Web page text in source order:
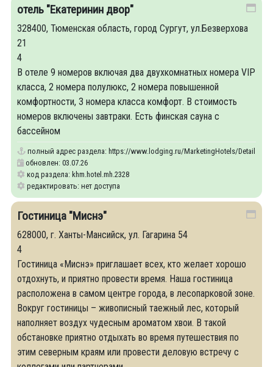
отель "Екатеринин двор"
328400, Тюменская область, город Сургут, ул.Безверхова
21
4
В отеле 9 номеров включая два двухкомнатных номера VIP
класса, 2 номера полулюкс, 2 номера повышенной
комфортности, 3 номера класса комфорт. В стоимость
номеров включены завтраки. Есть финская сауна с
бассейном
полный адрес раздела: https://www.lodging.ru/MarketingHotels/Details/
обновлен: 03.07.26
код раздела: khm.hotel.mh.2328
редактировать: нет доступа
Гостиница "Миснэ"
628000, г. Ханты-Мансийск, ул. Гагарина 54
4
Гостиница «Миснэ» приглашает всех, кто желает хорошо
отдохнуть, и приятно провести время. Наша гостиница
расположена в самом центре города, в лесопарковой зоне.
Вокруг гостиницы – живописный таежный лес, который
наполняет воздух чудесным ароматом хвои. В такой
обстановке приятно отдыхать во время путешествия по
этим северным краям или провести деловую встречу с